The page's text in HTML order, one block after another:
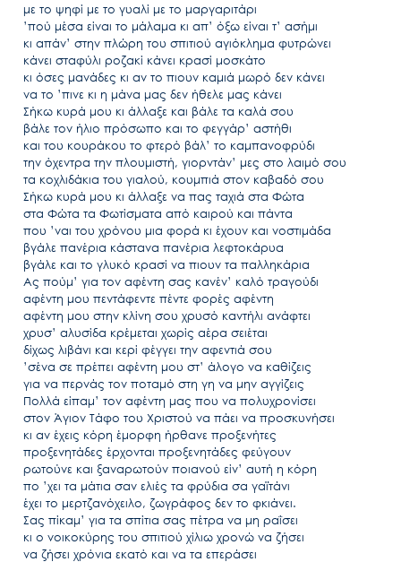
με το ψηφί με το γυαλί με το μαργαριτάρι
’πού μέσα είναι το μάλαμα κι απ’ όξω είναι τ’ ασήμι
κι απάν’ στην πλώρη του σπιτιού αγιόκλημα φυτρώνει
κάνει σταφύλι ροζακί κάνει κρασί μοσκάτο
κι όσες μανάδες κι αν το πιουν καμιά μωρό δεν κάνει
να το ’πινε κι η μάνα μας δεν ήθελε μας κάνει
Σήκω κυρά μου κι άλλαξε και βάλε τα καλά σου
βάλε τον ήλιο πρόσωπο και το φεγγάρ’ αστήθι
και του κουράκου το φτερό βάλ’ το καμπανοφρύδι
την όχεντρα την πλουμιστή, γιορντάν’ μες στο λαιμό σου
τα κοχλιδάκια του γιαλού, κουμπιά στον καβαδό σου
Σήκω κυρά μου κι άλλαξε να πας ταχιά στα Φώτα
στα Φώτα τα Φωτίσματα από καιρού και πάντα
που ’ναι του χρόνου μια φορά κι έχουν και νοστιμάδα
βγάλε πανέρια κάστανα πανέρια λεφτοκάρυα
βγάλε και το γλυκό κρασί να πιουν τα παλληκάρια
Ας πούμ’ για τον αφέντη σας κανέν’ καλό τραγούδι
αφέντη μου πεντάφεντε πέντε φορές αφέντη
αφέντη μου στην κλίνη σου χρυσό καντήλι ανάφτει
χρυσ’ αλυσίδα κρέμεται χωρίς αέρα σειέται
δίχως λιβάνι και κερί φέγγει την αφεντιά σου
’σένα σε πρέπει αφέντη μου στ’ άλογο να καθίζεις
για να περνάς τον ποταμό στη γη να μην αγγίζεις
Πολλά είπαμ’ τον αφέντη μας που να πολυχρονίσει
στον Άγιον Τάφο του Χριστού να πάει να προσκυνήσει
κι αν έχεις κόρη έμορφη ήρθανε προξενήτες
προξενητάδες έρχονται προξενητάδες φεύγουν
ρωτούνε και ξαναρωτούν ποιανού είν’ αυτή η κόρη
πο ’χει τα μάτια σαν ελιές τα φρύδια σα γαϊτάνι
έχει το μερτζανόχειλο, ζωγράφος δεν το φκιάνει.
Σας πίκαμ’ για τα σπίτια σας πέτρα να μη ραΐσει
κι ο νοικοκύρης του σπιτιού χίλιω χρονώ να ζήσει
να ζήσει χρόνια εκατό και να τα επεράσει